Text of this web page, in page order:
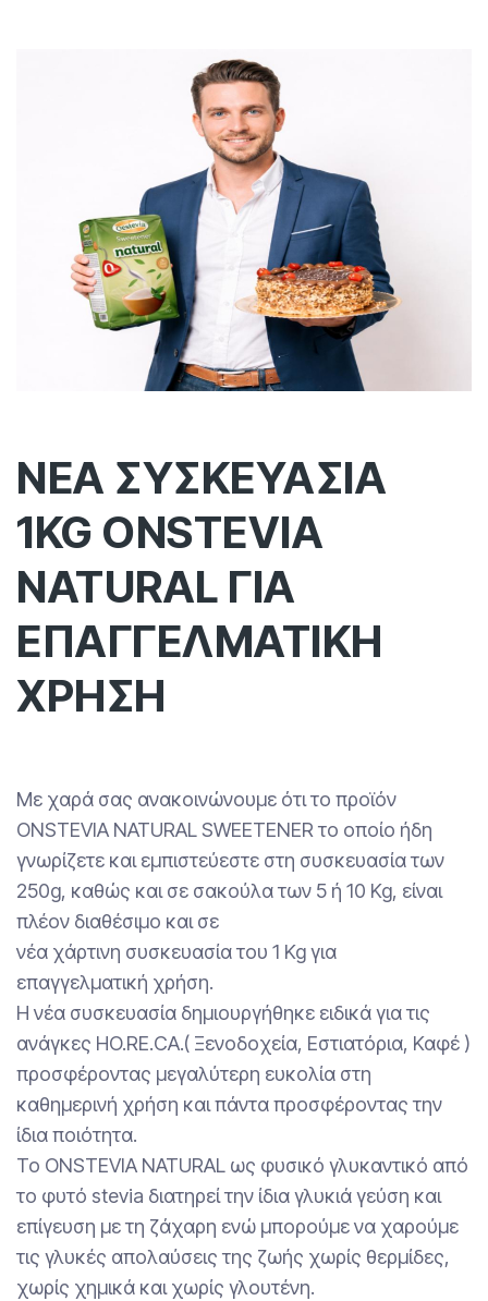
ΝΕΑ ΣΥΣΚΕΥΑΣΙΑ
1KG ONSTEVIA
NATURAL ΓΙΑ
ΕΠΑΓΓΕΛΜΑΤΙΚΗ
ΧΡΗΣΗ
Με χαρά σας ανακοινώνουμε ότι το προϊόν
ONSTEVIA NATURAL SWEETENER το οποίο ήδη
γνωρίζετε και εμπιστεύεστε στη συσκευασία των
250g, καθώς και σε σακούλα των 5 ή 10 Kg, είναι
πλέον διαθέσιμο και σε
νέα χάρτινη συσκευασία του 1 Kg για
επαγγελματική χρήση.
Η νέα συσκευασία δημιουργήθηκε ειδικά για τις
ανάγκες HO.RE.CA.( Ξενοδοχεία, Εστιατόρια, Καφέ )
προσφέροντας μεγαλύτερη ευκολία στη
καθημερινή χρήση και πάντα προσφέροντας την
ίδια ποιότητα.
Το ONSTEVIA NATURAL ως φυσικό γλυκαντικό από
το φυτό stevia διατηρεί την ίδια γλυκιά γεύση και
επίγευση με τη ζάχαρη ενώ μπορούμε να χαρούμε
τις γλυκές απολαύσεις της ζωής χωρίς θερμίδες,
χωρίς χημικά και χωρίς γλουτένη.